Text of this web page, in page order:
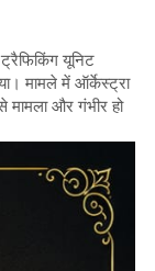
यूनिट
मामले में ऑर्केस्ट्रा
मामला और गंभीर हो